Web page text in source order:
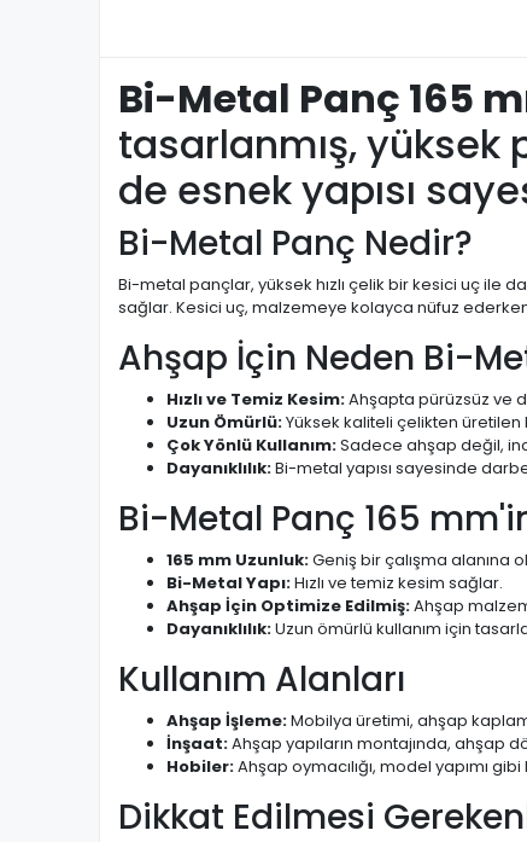
Bi-Metal Panç 165
tasarlanmış, yüksek
de esnek yapısı
Bi-Metal Panç Nedir?
Bi-metal pançlar, yüksek hızlı çelik bir kesici uç
sağlar. Kesici uç, malzemeye kolayca nüfuz
Ahşap İçin Neden Bi-
Hızlı ve Temiz Kesim:Ahşapta pürüzsüz ve
Uzun Ömürlü:Yüksek kaliteli çelikten
Çok Yönlü Kullanım:Sadece ahşap değil,
Dayanıklılık:Bi-metal yapısı sayesinde
Bi-Metal Panç 165
165 mm Uzunluk:Geniş bir çalışma alanına
Bi-Metal Yapı:Hızlı ve temiz kesim sağlar.
Ahşap İçin Optimize Edilmiş:Ahşap
Dayanıklılık:Uzun ömürlü kullanım için
Kullanım Alanları
Ahşap İşleme:Mobilya üretimi, ahşap
İnşaat:Ahşap yapıların montajında,
Hobiler:Ahşap oymacılığı, model yapımı
Dikkat Edilmesi